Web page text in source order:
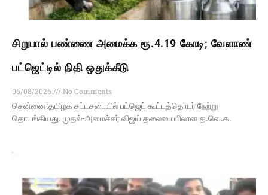
சிறுபால் பண்ணை அமைக்க ரூ.4.19 கோடி; வேளாண்
பட்ஜெட்டில் நிதி ஒதுக்கீடு
06/08/2026
No Comments
சென்னை:தமிழக சட்டசபையில் பட்ஜெட் கூட்டத்தொடர் நேற்று
தொடங்கியது. முதல்-அமைச்சர் விஜய் தலைமையிலான த.வெ.க.